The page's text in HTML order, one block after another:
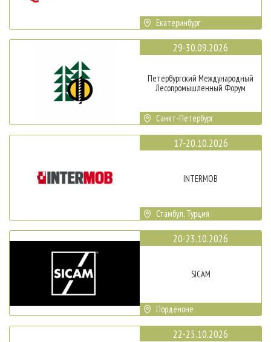
Екатеринбург
29-30.09.2026
Петербургский Международный
Лесопромышленный Форум
Санкт-Петербург
17-20.10.2026
INTERMOB
Стамбул, Турция
20-23.10.2026
SICAM
Порденоне
22-25.10.2026